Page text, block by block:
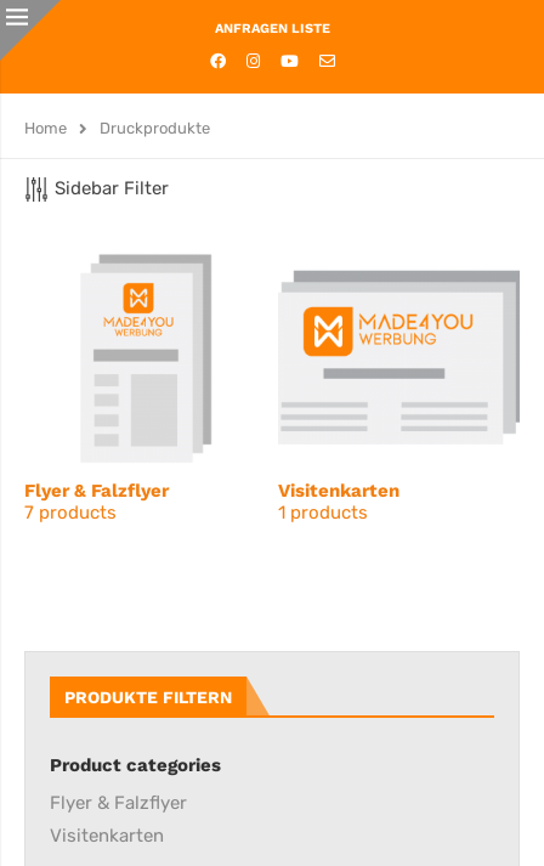
ANFRAGEN LISTE
Home Druckprodukte
Sidebar Filter
Flyer & Falzflyer
7 products
Visitenkarten
1 products
PRODUKTE FILTERN
Product categories
Flyer & Falzflyer
Visitenkarten